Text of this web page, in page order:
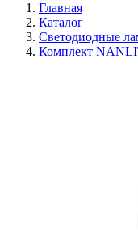
Главная
Каталог
Светодиодные
Комплект